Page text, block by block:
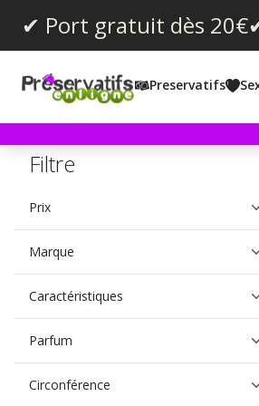
✔ Port gratuit dès 20€
Preservatifs
Filtre
Prix
Marque
Caractéristiques
Parfum
Circonférence